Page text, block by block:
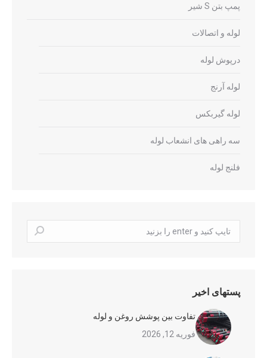
پمپ بتن S شیر
لوله و اتصالات
درپوش لوله
لوله آرنج
لوله گیربکس
سه راهی های انشعاب لوله
فلنج لوله
جستجو
کردن:
پستهای اخیر
تفاوت بین پوشش روغن و لوله
فوریه 12, 2026